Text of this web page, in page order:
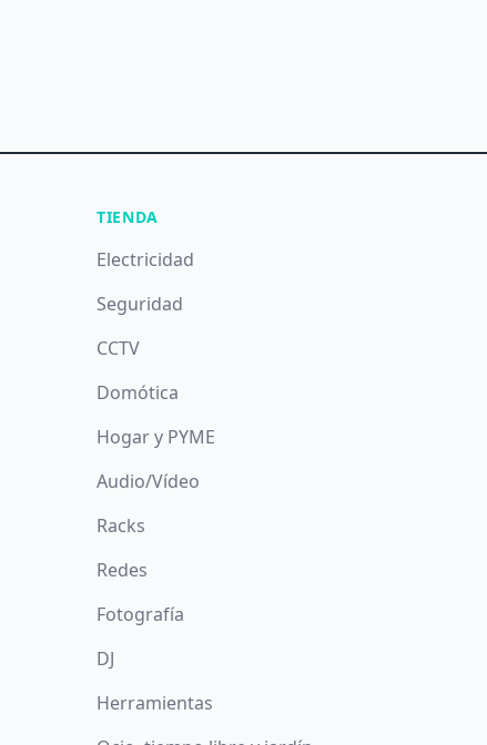
TIENDA
Electricidad
Seguridad
CCTV
Domótica
Hogar y PYME
Audio/Vídeo
Racks
Redes
Fotografía
DJ
Herramientas